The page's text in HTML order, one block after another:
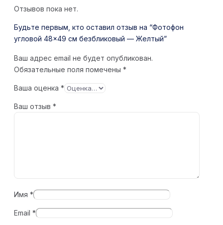
Отзывов пока нет.
Будьте первым, кто оставил отзыв на “Фотофон
угловой 48×49 см безбликовый — Желтый”
Ваш адрес email не будет опубликован.
Обязательные поля помечены *
Ваша оценка *
Ваш отзыв *
Имя *
Email *